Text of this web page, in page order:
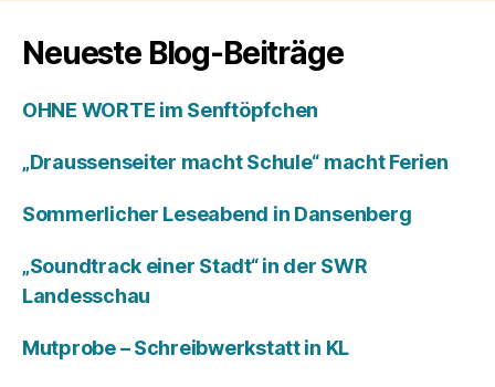
Neueste Blog-Beiträge
OHNE WORTE im Senftöpfchen
„Draussenseiter macht Schule“ macht Ferien
Sommerlicher Leseabend in Dansenberg
„Soundtrack einer Stadt“ in der SWR
Landesschau
Mutprobe – Schreibwerkstatt in KL